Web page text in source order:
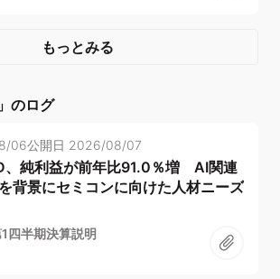
もっとみる
」のログ
06公開日 2026/08/07
、純利益が前年比91.0％増 AI関連
背景にセミコンに向けた人材ニーズ
四半期決算説明